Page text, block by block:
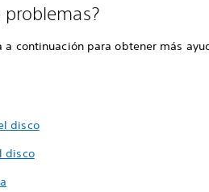
problemas?
a continuación para obtener más
disco
disco